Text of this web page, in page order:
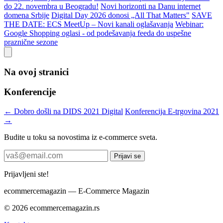
do 22. novembra u Beogradu! Novi horizonti na Danu internet
domena Srbije Digital Day 2026 donosi „All That Matters" SAVE
THE DATE: ECS MeetUp – Novi kanali oglašavanja Webinar:
Google Shopping oglasi - od podešavanja feeda do uspešne
praznične sezone
Na ovoj stranici
Konferencije
← Dobro došli na DIDS 2021 Digital Konferencija E-trgovina 2021
→
Budite u toku sa novostima iz e-commerce sveta.
Prijavi se
Prijavljeni ste!
ecommercemagazin — E-Commerce Magazin
© 2026 ecommercemagazin.rs